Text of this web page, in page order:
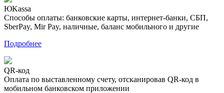
ЮKassa
Способы оплаты: банковские карты, интернет-банки, СБП,
SberPay, Mir Pay, наличные, баланс мобильного и другие
Подробнее
QR-код
Оплата по выставленному счету, отсканировав QR-код в
мобильном банковском приложении